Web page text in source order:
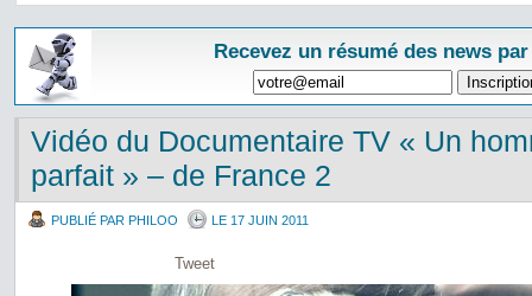
Recevez un résumé des news
Vidéo du Documentaire TV « Un
parfait » – de France 2
PUBLIÉ PAR PHILOO LE 17 JUIN 2011
Tweet